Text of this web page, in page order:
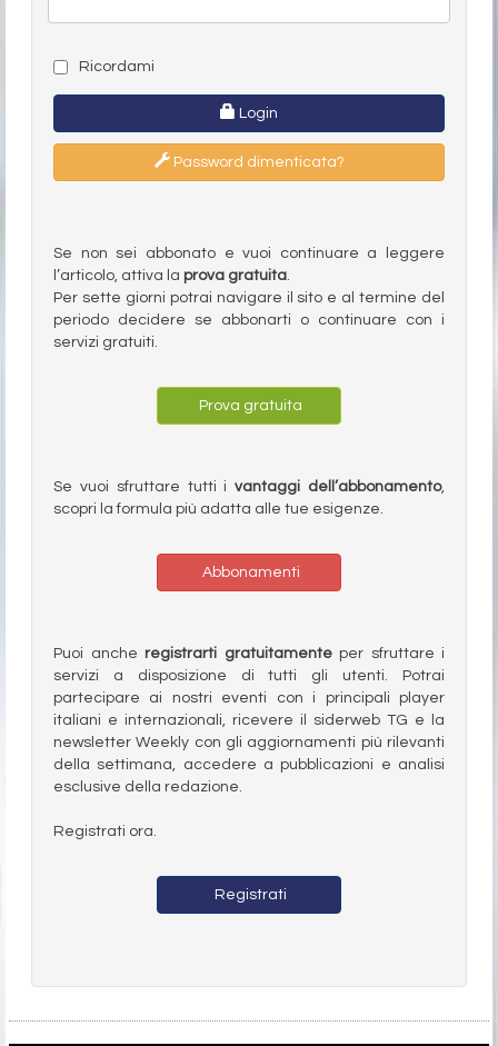
Ricordami
Login
Password dimenticata?
Se non sei abbonato e vuoi continuare a leggere
l’articolo, attiva la prova gratuita
Per sette giorni potrai navigare il sito e al termine del
periodo decidere se abbonarti o continuare con i
servizi gratuiti.
Prova gratuita
Se vuoi sfruttare tutti ivantaggi dell’abbonamento,
scopri la formula più adatta alle tue esigenze.
Abbonamenti
Puoi anche registrarti gratuitamenteper sfruttare i
servizi a disposizione di tutti gli utenti. Potrai
partecipare ai nostri eventi con i principali player
italiani e internazionali, ricevere il siderweb TG e la
newsletter Weekly con gli aggiornamenti più rilevanti
della settimana, accedere a pubblicazioni e analisi
esclusive della redazione.
Registrati ora.
Registrati